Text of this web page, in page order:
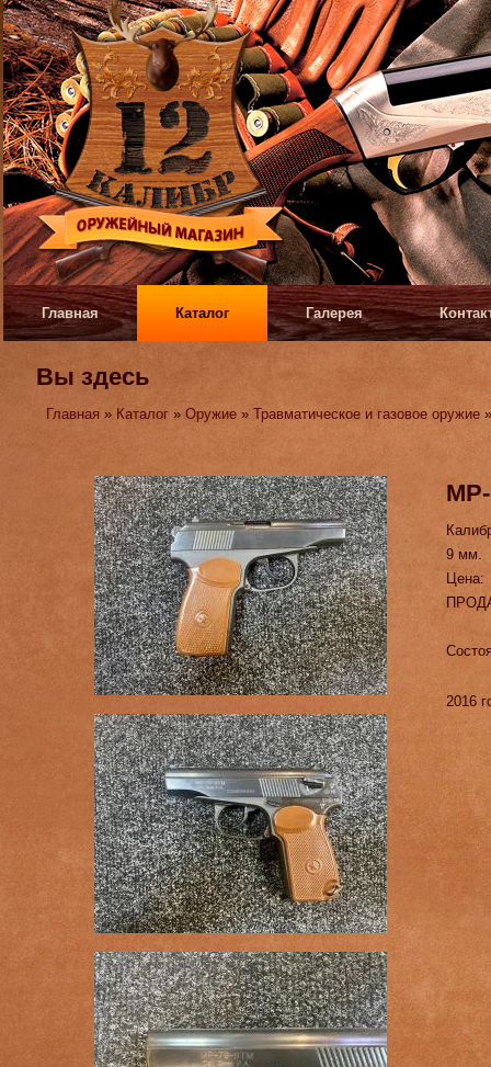
Главная Каталог Галерея
Вы здесь
Главная » Каталог »Оружие »Травматическое и газовое оружие
9 мм.
Цена:
2016